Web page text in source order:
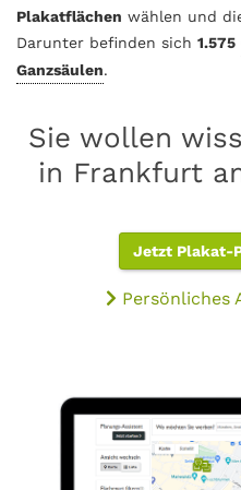
Plakatflächen wählen und
Darunter befinden sich 1.575
Ganzsäulen.
Sie wollen
in Frankfurt
Jetzt Plakat-
Persönliches